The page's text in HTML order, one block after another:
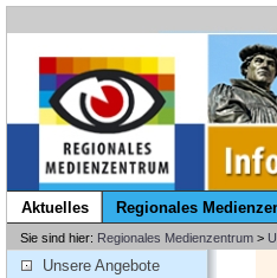
Aktuelles Regionales
Sie sind hier: Regionales Medienzentrum>
Unsere Angebote